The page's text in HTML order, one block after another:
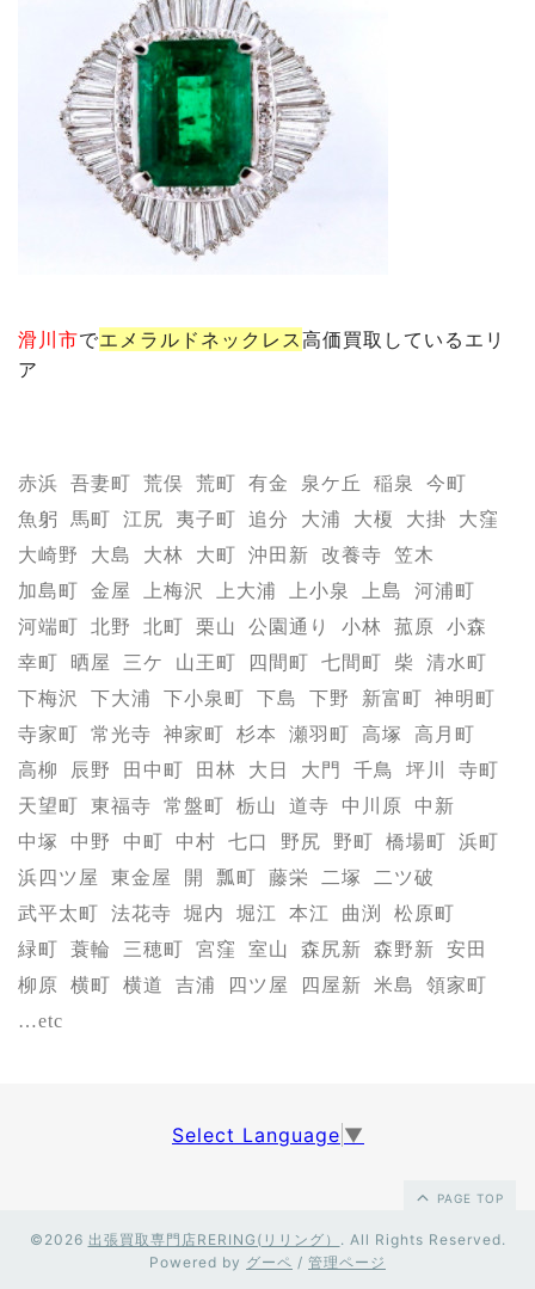
滑川市でエメラルド ネックレス高価買取しているエリ
ア
赤浜 吾妻町 荒俣 荒町 有金 泉ケ丘 稲泉
今町
魚躬
馬町 江尻 夷子町 追分 大浦 大榎 大掛
大窪
大崎野
大島 大林 大町 沖田新 改養寺
笠木
加島町
金屋 上梅沢 上大浦 上小泉 上島
河浦町
河端町
北野 北町 栗山 公園通り 小林 菰原
小森
幸町
晒屋 三ケ 山王町 四間町 七間町 柴
清水町
下梅沢
下大浦 下小泉町 下島 下野 新富町
神明町
寺家町
常光寺 神家町 杉本 瀬羽町 高塚
高月町
高柳
辰野 田中町 田林 大日 大門 千鳥 坪川
寺町
天望町
東福寺 常盤町 栃山 道寺 中川原
中新
中塚
中野 中町 中村 七口 野尻 野町 橋場町
浜町
浜四ツ屋
東金屋 開 瓢町 藤栄 二塚
二ツ破
武平太町
法花寺 堀内 堀江 本江 曲渕
松原町
緑町
蓑輪 三穂町 宮窪 室山 森尻新 森野新
安田
柳原
横町 横道 吉浦 四ツ屋 四屋新 米島
領家町
…etc
Select Language ▼
PAGE TOP
©2026 出張買取専門店RERING(リリング） . All Rights Reserved.
Powered by グーペ / 管理ページ